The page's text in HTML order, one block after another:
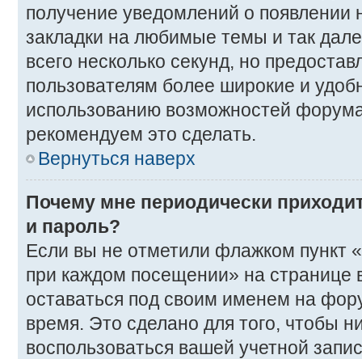
получение уведомлений о
закладки на любимые темы и так
всего несколько секунд, но
пользователям более широкие и
использованию возможностей
рекомендуем это сделать.
Вернуться наверх
Почему мне периодически
и пароль?
Если вы не отметили флажком пункт
при каждом посещении» на странице
оставаться под своим именем на
время. Это сделано для того, чтобы
воспользоваться вашей учетной